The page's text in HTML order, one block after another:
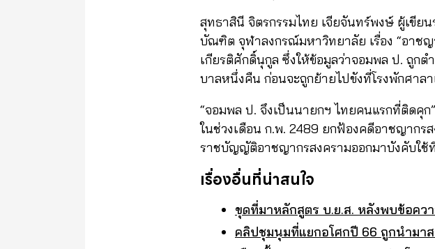
สุทธาสินี จิตรกรรมไทย เจียจันทร์พงษ์ ผู้เขี
บัณฑิต จุฬาลงกรณ์มหาวิทยาลัย เรื่อง “อาช
เกียรติศักดิ์นุกูล ซึ่งให้ข้อมูลว่าจอมพล ป. ถูก
บาลหนึ่งคืน ก่อนจะถูกย้ายไปขังที่โรงพักศาล
“จอมพล ป. จึงเป็นนายกฯ ไทยคนแรกที่ติดคุ
ในช่วงเดือน ก.พ. 2489 ยกฟ้องคดีอาชญากร
ราชบัญญัติอาชญากรสงครามออกมาบังคับใช้
เรื่องอื่นที่น่าสนใจ
ขุดที่มาหลักสูตร บ.ย.ส. หลังพบข้อค
คลิปชุมนุมที่แยกอโศกปี 66 ถูกนำมา